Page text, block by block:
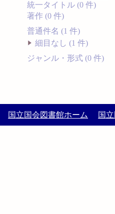
統一タイトル (0 件)
著作 (0 件)
普通件名 (1 件)
細目なし (1 件)
ジャンル・形式 (0 件)
国立国会図書館ホーム 国